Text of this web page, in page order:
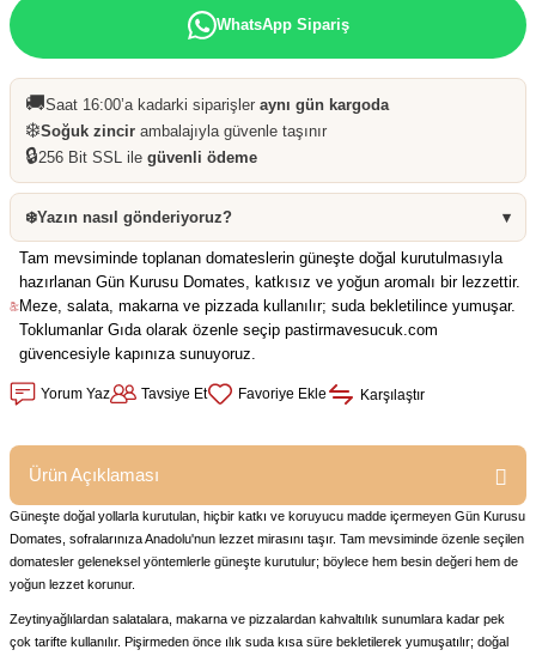
WhatsApp Sipariş
🚚Saat 16:00’a kadarki siparişler aynı gün kargoda
❄️Soğuk zincir ambalajıyla güvenle taşınır
🔒256 Bit SSL ile güvenli ödeme
❄️Yazın nasıl gönderiyoruz? ▾
Tam mevsiminde toplanan domateslerin güneşte doğal kurutulmasıyla
hazırlanan Gün Kurusu Domates, katkısız ve yoğun aromalı bir lezzettir.
Meze, salata, makarna ve pizzada kullanılır; suda bekletilince yumuşar.
Toklumanlar Gıda olarak özenle seçip pastirmavesucuk.com
güvencesiyle kapınıza sunuyoruz.
Yorum Yaz Tavsiye Et Karşılaştır
Ürün Açıklaması
Güneşte doğal yollarla kurutulan, hiçbir katkı ve koruyucu madde içermeyen Gün Kurusu
Domates, sofralarınıza Anadolu'nun lezzet mirasını taşır. Tam mevsiminde özenle seçilen
domatesler geleneksel yöntemlerle güneşte kurutulur; böylece hem besin değeri hem de
yoğun lezzet korunur.
Zeytinyağlılardan salatalara, makarna ve pizzalardan kahvaltılık sunumlara kadar pek
çok tarifte kullanılır. Pişirmeden önce ılık suda kısa süre bekletilerek yumuşatılır; doğal